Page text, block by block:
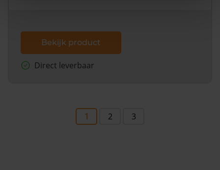
Bekijk product
Direct leverbaar
1 2 3